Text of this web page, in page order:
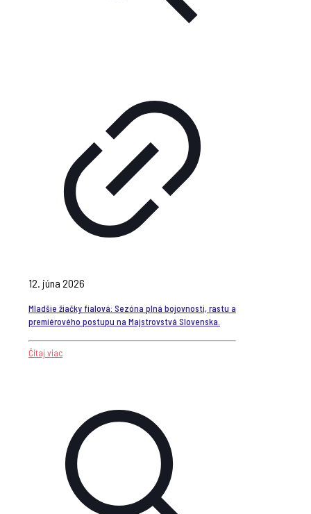
12. júna 2026
Mladšie žiačky fialová: Sezóna plná bojovnosti, rastu a
premiérového postupu na Majstrovstvá Slovenska.
Čítaj viac